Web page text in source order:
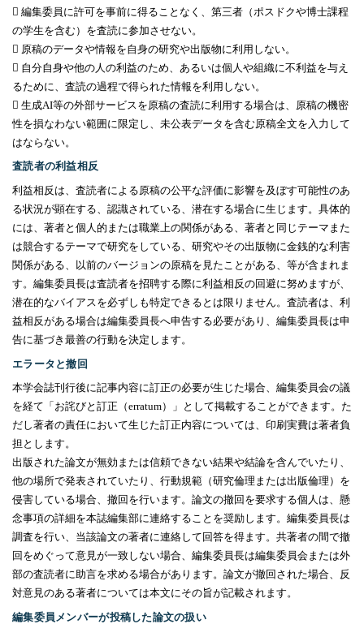
 編集委員に許可を事前に得ることなく、第三者（ポスドクや博士課程
の学生を含む）を査読に参加させない。
 原稿のデータや情報を自身の研究や出版物に利用しない。
 自分自身や他の人の利益のため、あるいは個人や組織に不利益を与え
るために、査読の過程で得られた情報を利用しない。
 生成AI等の外部サービスを原稿の査読に利用する場合は、原稿の機密
性を損なわない範囲に限定し、未公表データを含む原稿全文を入力して
はならない。
査読者の利益相反
利益相反は、査読者による原稿の公平な評価に影響を及ぼす可能性のあ
る状況が顕在する、認識されている、潜在する場合に生じます。具体的
には、著者と個人的または職業上の関係がある、著者と同じテーマまた
は競合するテーマで研究をしている、研究やその出版物に金銭的な利害
関係がある、以前のバージョンの原稿を見たことがある、等が含まれま
す。編集委員長は査読者を招聘する際に利益相反の回避に努めますが、
潜在的なバイアスを必ずしも特定できるとは限りません。査読者は、利
益相反がある場合は編集委員長へ申告する必要があり、編集委員長は申
告に基づき最善の行動を決定します。
エラータと撤回
本学会誌刊行後に記事内容に訂正の必要が生じた場合、編集委員会の議
を経て「お詫びと訂正（erratum）」として掲載することができます。た
だし著者の責任において生じた訂正内容については、印刷実費は著者負
担とします。
出版された論文が無効または信頼できない結果や結論を含んでいたり、
他の場所で発表されていたり、行動規範（研究倫理または出版倫理）を
侵害している場合、撤回を行います。論文の撤回を要求する個人は、懸
念事項の詳細を本誌編集部に連絡することを奨励します。編集委員長は
調査を行い、当該論文の著者に連絡して回答を得ます。共著者の間で撤
回をめぐって意見が一致しない場合、編集委員長は編集委員会または外
部の査読者に助言を求める場合があります。論文が撤回された場合、反
対意見のある著者については本文にその旨が記載されます。
編集委員メンバーが投稿した論文の扱い